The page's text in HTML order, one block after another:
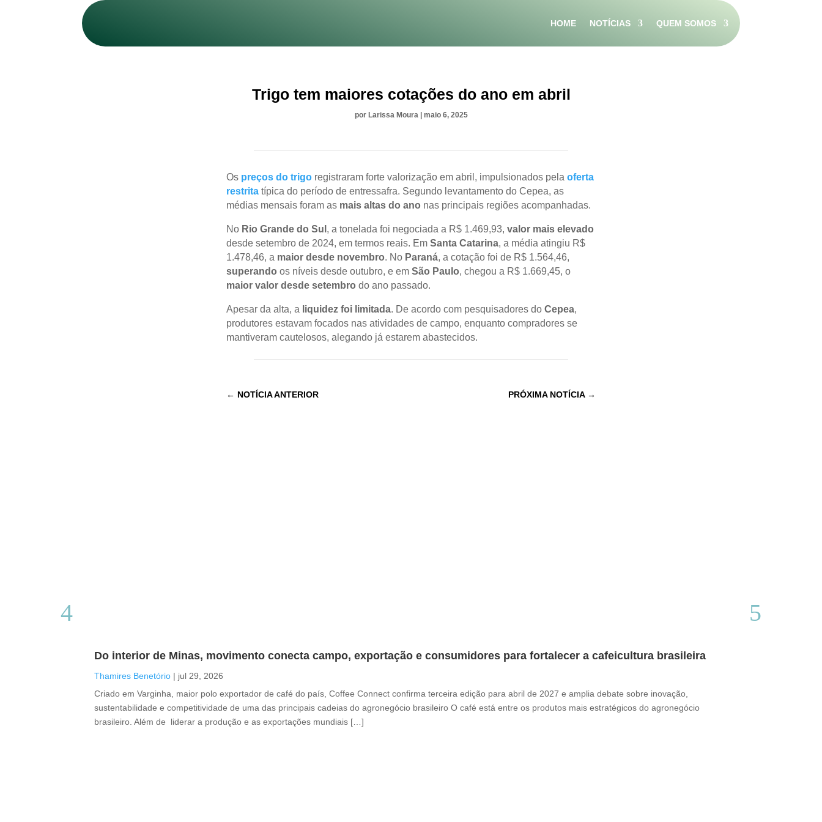
HOME NOTÍCIAS QUEM SOMOS
Trigo tem maiores cotações do ano em abril
por Larissa Moura | maio 6, 2025
Os preços do trigoregistraram forte valorização em abril, impulsionados pela oferta
restritatípica do período de entressafra. Segundo levantamento do Cepea, as
médias mensais foram as mais altas do ano nas principais regiões acompanhadas.
No Rio Grande do Sul , a tonelada foi negociada a R$ 1.469,93, valor mais elevado
desde setembro de 2024, em termos reais. Em Santa Catarina, a média atingiu R$
1.478,46, a maior desde novembro. NoParaná, a cotação foi de R$ 1.564,46,
superando os níveis desde outubro, e em São Paulo, chegou a R$ 1.669,45, o
maior valor desde setembro do ano passado.
Apesar da alta, a liquidez foi limitada. De acordo com pesquisadores do Cepea,
produtores estavam focados nas atividades de campo, enquanto compradores se
mantiveram cautelosos, alegando já estarem abastecidos.
← NOTÍCIA ANTERIOR PRÓXIMA NOTÍCIA→
Do interior de Minas, movimento conecta campo, exportação e consumidores para fortalecer a cafeicultura brasileira
Thamires Benetório | jul 29, 2026
Criado em Varginha, maior polo exportador de café do país, Coffee Connect confirma terceira edição para abril de 2027 e amplia debate sobre inovação,
sustentabilidade e competitividade de uma das principais cadeias do agronegócio brasileiro O café está entre os produtos mais estratégicos do agronegócio
brasileiro. Além de liderar a produção e as exportações mundiais […]